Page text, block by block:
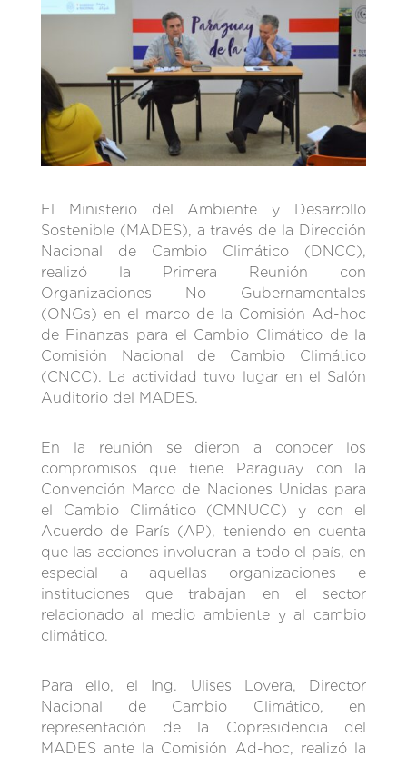
El Ministerio del Ambiente y Desarrollo
Sostenible (MADES), a través de la Dirección
Nacional de Cambio Climático (DNCC),
realizó la Primera Reunión con
Organizaciones No Gubernamentales
(ONGs) en el marco de la Comisión Ad-hoc
de Finanzas para el Cambio Climático de la
Comisión Nacional de Cambio Climático
(CNCC). La actividad tuvo lugar en el Salón
Auditorio del MADES.
En la reunión se dieron a conocer los
compromisos que tiene Paraguay con la
Convención Marco de Naciones Unidas para
el Cambio Climático (CMNUCC) y con el
Acuerdo de París (AP), teniendo en cuenta
que las acciones involucran a todo el país, en
especial a aquellas organizaciones e
instituciones que trabajan en el sector
relacionado al medio ambiente y al cambio
climático.
Para ello, el Ing. Ulises Lovera, Director
Nacional de Cambio Climático, en
representación de la Copresidencia del
MADES ante la Comisión Ad-hoc, realizó la